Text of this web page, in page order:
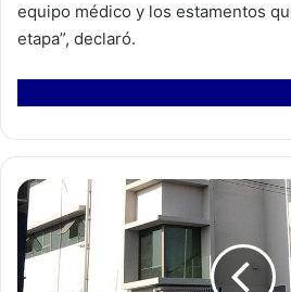
equipo médico y los estamentos
etapa”, declaró.
C
a
o
V